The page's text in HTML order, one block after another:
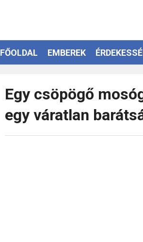
FŐOLDAL EMBEREK
Egy csöpögő
egy váratlan